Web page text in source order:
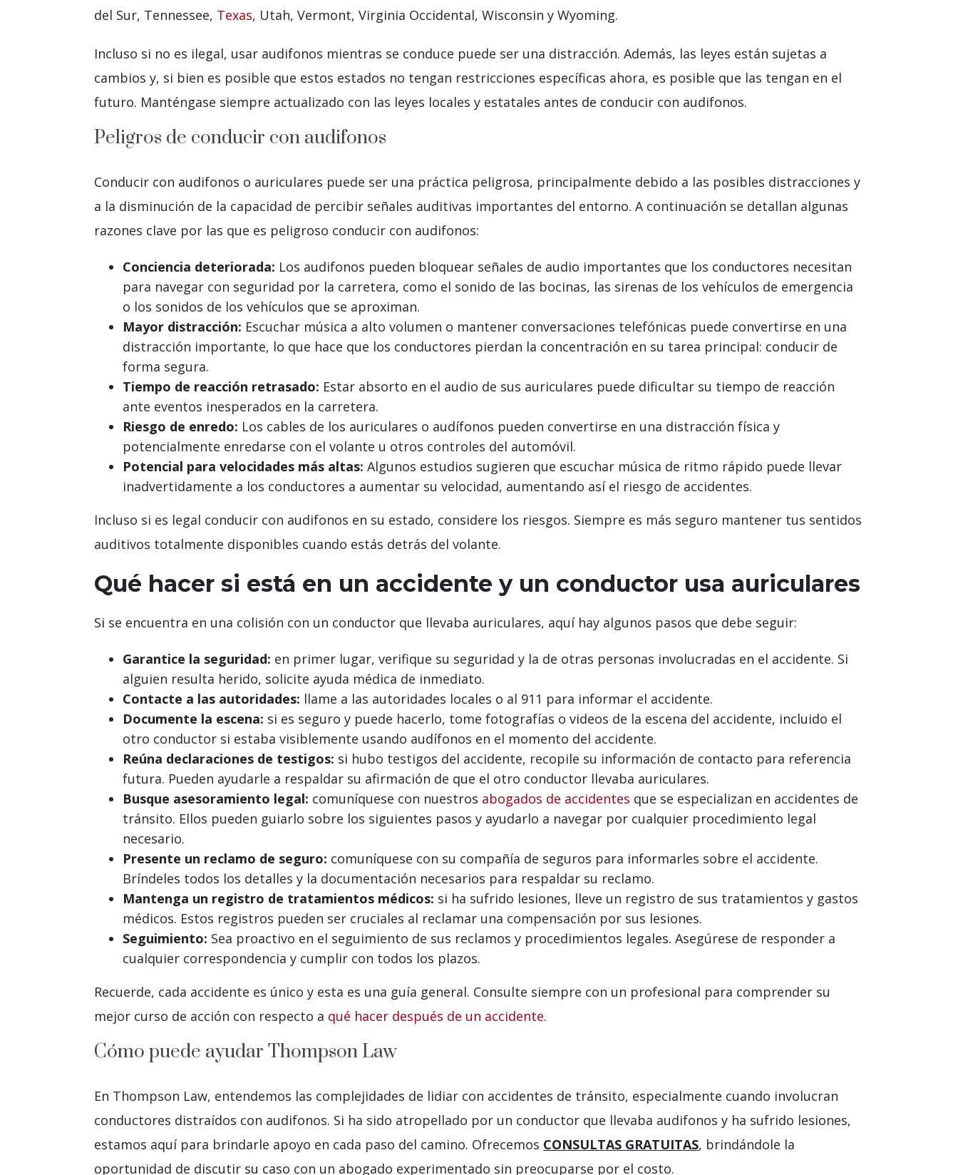
del Sur, Tennessee, Texas, Utah, Vermont, Virginia Occidental, Wisconsin y Wyoming.
Incluso si no es ilegal, usar audifonos mientras se conduce puede ser una distracción. Además, las leyes están sujetas a
cambios y, si bien es posible que estos estados no tengan restricciones específicas ahora, es posible que las tengan en el
futuro. Manténgase siempre actualizado con las leyes locales y estatales antes de conducir con audifonos.
Peligros de conducir con audifonos
Conducir con audifonos o auriculares puede ser una práctica peligrosa, principalmente debido a las posibles distracciones y
a la disminución de la capacidad de percibir señales auditivas importantes del entorno. A continuación se detallan algunas
razones clave por las que es peligroso conducir con audifonos:
Conciencia deteriorada: Los audifonos pueden bloquear señales de audio importantes que los conductores necesitan
para navegar con seguridad por la carretera, como el sonido de las bocinas, las sirenas de los vehículos de emergencia
o los sonidos de los vehículos que se aproximan.
Mayor distracción: Escuchar música a alto volumen o mantener conversaciones telefónicas puede convertirse en una
distracción importante, lo que hace que los conductores pierdan la concentración en su tarea principal: conducir de
forma segura.
Tiempo de reacción retrasado: Estar absorto en el audio de sus auriculares puede dificultar su tiempo de reacción
ante eventos inesperados en la carretera.
Riesgo de enredo: Los cables de los auriculares o audífonos pueden convertirse en una distracción física y
potencialmente enredarse con el volante u otros controles del automóvil.
Potencial para velocidades más altas: Algunos estudios sugieren que escuchar música de ritmo rápido puede llevar
inadvertidamente a los conductores a aumentar su velocidad, aumentando así el riesgo de accidentes.
Incluso si es legal conducir con audifonos en su estado, considere los riesgos. Siempre es más seguro mantener tus sentidos
auditivos totalmente disponibles cuando estás detrás del volante.
Qué hacer si está en un accidente y un conductor usa auriculares
Si se encuentra en una colisión con un conductor que llevaba auriculares, aquí hay algunos pasos que debe seguir:
Garantice la seguridad: en primer lugar, verifique su seguridad y la de otras personas involucradas en el accidente. Si
alguien resulta herido, solicite ayuda médica de inmediato.
Contacte a las autoridades: llame a las autoridades locales o al 911 para informar el accidente.
Documente la escena: si es seguro y puede hacerlo, tome fotografías o videos de la escena del accidente, incluido el
otro conductor si estaba visiblemente usando audífonos en el momento del accidente.
Reúna declaraciones de testigos: si hubo testigos del accidente, recopile su información de contacto para referencia
futura. Pueden ayudarle a respaldar su afirmación de que el otro conductor llevaba auriculares.
Busque asesoramiento legal: comuníquese con nuestros abogados de accidentes que se especializan en accidentes de
tránsito. Ellos pueden guiarlo sobre los siguientes pasos y ayudarlo a navegar por cualquier procedimiento legal
necesario.
Presente un reclamo de seguro: comuníquese con su compañía de seguros para informarles sobre el accidente.
Bríndeles todos los detalles y la documentación necesarios para respaldar su reclamo.
Mantenga un registro de tratamientos médicos: si ha sufrido lesiones, lleve un registro de sus tratamientos y gastos
médicos. Estos registros pueden ser cruciales al reclamar una compensación por sus lesiones.
Seguimiento: Sea proactivo en el seguimiento de sus reclamos y procedimientos legales. Asegúrese de responder a
cualquier correspondencia y cumplir con todos los plazos.
Recuerde, cada accidente es único y esta es una guía general. Consulte siempre con un profesional para comprender su
mejor curso de acción con respecto a qué hacer después de un accidente.
Cómo puede ayudar Thompson Law
En Thompson Law, entendemos las complejidades de lidiar con accidentes de tránsito, especialmente cuando involucran
conductores distraídos con audifonos. Si ha sido atropellado por un conductor que llevaba audifonos y ha sufrido lesiones,
estamos aquí para brindarle apoyo en cada paso del camino. Ofrecemos CONSULTAS GRATUITAS, brindándole la
oportunidad de discutir su caso con un abogado experimentado sin preocuparse por el costo.